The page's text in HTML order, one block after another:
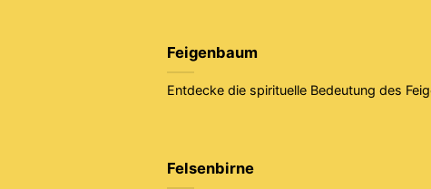
Feigenbaum
Entdecke die spirituelle Bedeutung des
Felsenbirne